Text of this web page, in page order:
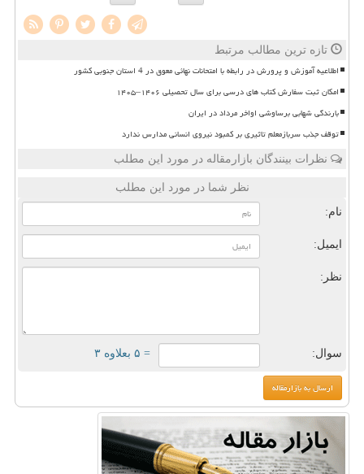
تازه ترین مطالب مرتبط
اطلاعیه آموزش و پرورش در رابطه با امتحانات نهائی معوق در 4 استان جنوبی کشور
امکان ثبت سفارش کتاب های درسی برای سال تحصیلی ۱۴۰۶–۱۴۰۵
بارندگی شهابی برساوشی اواخر مرداد در ایران
توقف جذب سربازمعلم تاثیری بر کمبود نیروی انسانی مدارس ندارد
نظرات بینندگان بازارمقاله در مورد این مطلب
نظر شما در مورد این مطلب
نام:
ایمیل:
نظر:
سوال: = ۵ بعلاوه ۳